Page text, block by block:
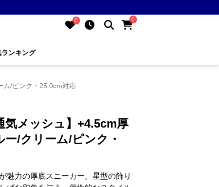
0 0
ランキング
ム/ピンク・25.0cm対応
気メッシュ】+4.5cm厚
/クリーム/ピンク・
魅力の厚底スニーカー。星型の飾り